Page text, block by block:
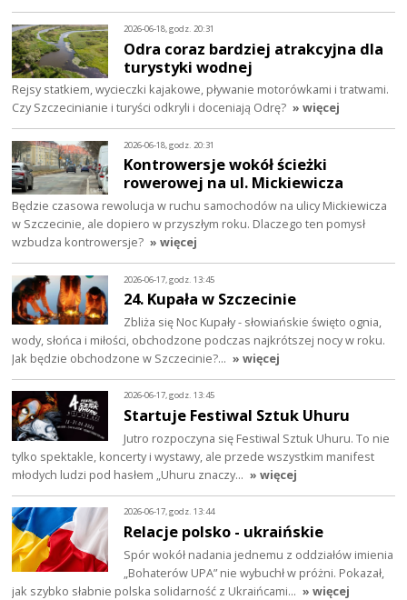
2026-06-18, godz. 20:31
Odra coraz bardziej atrakcyjna dla
turystyki wodnej
Rejsy statkiem, wycieczki kajakowe, pływanie motorówkami i tratwami.
Czy Szczecinianie i turyści odkryli i doceniają Odrę? » więcej
2026-06-18, godz. 20:31
Kontrowersje wokół ścieżki
rowerowej na ul. Mickiewicza
Będzie czasowa rewolucja w ruchu samochodów na ulicy Mickiewicza
w Szczecinie, ale dopiero w przyszłym roku. Dlaczego ten pomysł
wzbudza kontrowersje? » więcej
2026-06-17, godz. 13:45
24. Kupała w Szczecinie
Zbliża się Noc Kupały - słowiańskie święto ognia,
wody, słońca i miłości, obchodzone podczas najkrótszej nocy w roku.
Jak będzie obchodzone w Szczecinie?… » więcej
2026-06-17, godz. 13:45
Startuje Festiwal Sztuk Uhuru
Jutro rozpoczyna się Festiwal Sztuk Uhuru. To nie
tylko spektakle, koncerty i wystawy, ale przede wszystkim manifest
młodych ludzi pod hasłem „Uhuru znaczy… » więcej
2026-06-17, godz. 13:44
Relacje polsko - ukraińskie
Spór wokół nadania jednemu z oddziałów imienia
„Bohaterów UPA” nie wybuchł w próżni. Pokazał,
jak szybko słabnie polska solidarność z Ukraińcami… » więcej